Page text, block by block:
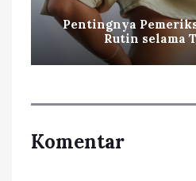
Pentingnya
Rutin selama
Komentar